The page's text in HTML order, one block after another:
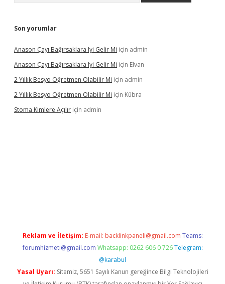
Son yorumlar
Anason Çayı Bağırsaklara Iyi Gelir Mi için admin
Anason Çayı Bağırsaklara Iyi Gelir Mi için Elvan
2 Yıllık Besyo Öğretmen Olabilir Mi için admin
2 Yıllık Besyo Öğretmen Olabilir Mi için Kübra
Stoma Kimlere Açılır için admin
Reklam ve İletişim: E-mail: backlinkpaneli@gmail.com Teams:
forumhizmeti@gmail.com Whatsapp: 0262 606 0 726 Telegram:
@karabul
Yasal Uyarı: Sitemiz, 5651 Sayılı Kanun gereğince Bilgi Teknolojileri